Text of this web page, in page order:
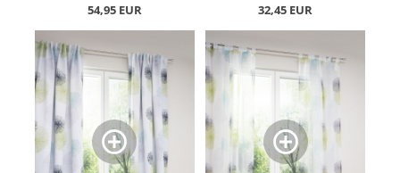
54,95 EUR
32,45 EUR